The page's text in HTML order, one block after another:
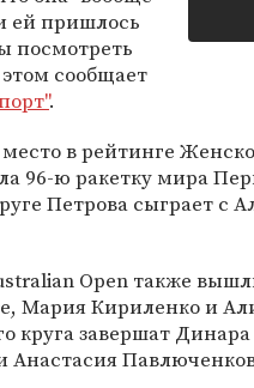
ей пришлось
посмотреть
сообщает
.
в рейтинге
96-ю ракетку мира
Петрова сыграет с
Open также
Мария Кириленко и
круга завершат